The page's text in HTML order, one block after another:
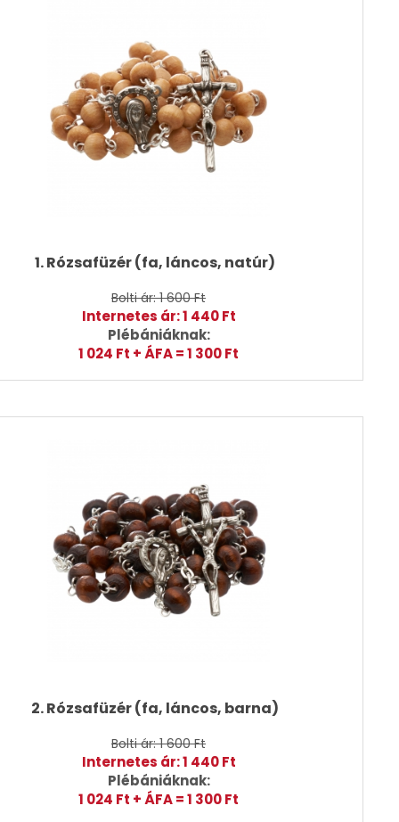
1. Rózsafüzér (fa, láncos, natúr)
Bolti ár: 1 600 Ft
Internetes ár: 1 440 Ft
Plébániáknak:
1 024 Ft + ÁFA = 1 300 Ft
2. Rózsafüzér (fa, láncos, barna)
Bolti ár: 1 600 Ft
Internetes ár: 1 440 Ft
Plébániáknak:
1 024 Ft + ÁFA = 1 300 Ft